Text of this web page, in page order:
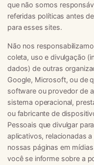
que não somos
referidas políticas antes
para esses sites.
Não nos
coleta, uso e divulgação
dados) de outras
Google, Microsoft, ou de
software ou provedor de
sistema operacional,
ou fabricante de
Pessoais que divulgar
aplicativos, relacionadas
nossas páginas em
você se informe sobre a